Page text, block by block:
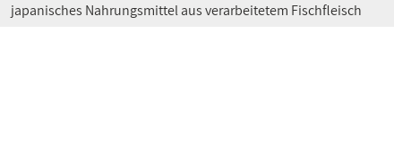
japanisches Nahrungsmittel aus verarbeitetem Fischfleisch